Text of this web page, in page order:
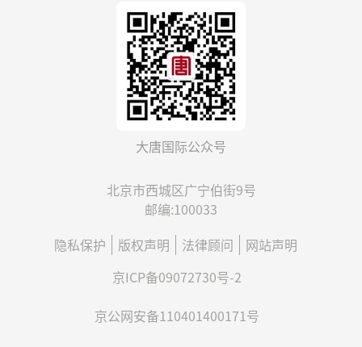
大唐国际公众号
北京市西城区广宁伯街9号
邮编:100033
隐私保护
版权声明 法律顾问
网站声明
京ICP备09072730号-2
京公网安备110401400171号